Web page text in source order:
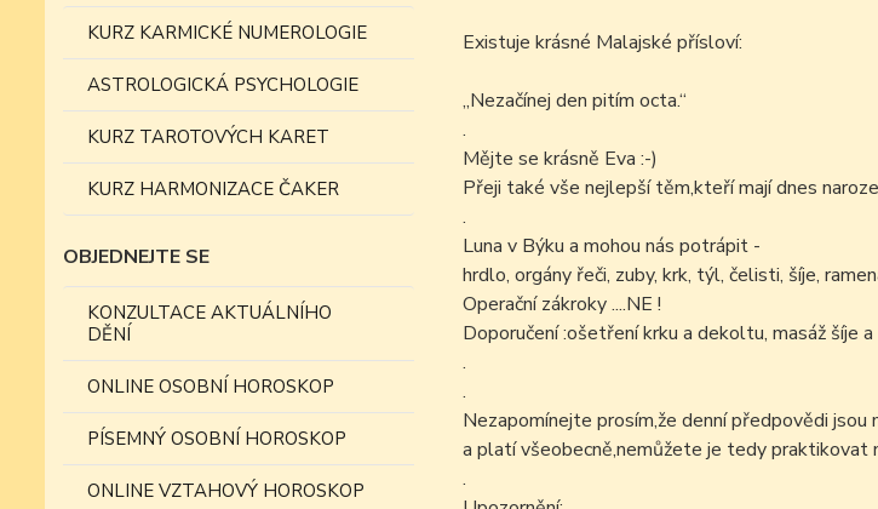
KURZ KARMICKÉ NUMEROLOGIE
ASTROLOGICKÁ PSYCHOLOGIE
KURZ TAROTOVÝCH KARET
KURZ HARMONIZACE ČAKER
OBJEDNEJTE SE
KONZULTACE AKTUÁLNÍHO
DĚNÍ
ONLINE OSOBNÍ HOROSKOP
PÍSEMNÝ OSOBNÍ HOROSKOP
ONLINE VZTAHOVÝ HOROSKOP
Existuje krásné Malajské přísloví:
„Nezačínej den pitím octa.“
.
Mějte se krásně Eva :-)
Přeji také vše nejlepší těm,kteří mají dnes
.
Luna v Býku a mohou nás potrápit -
hrdlo, orgány řeči, zuby, krk, týl, čelisti, šíje,
Operační zákroky ....NE !
Doporučení :ošetření krku a dekoltu, masáž šíje a
.
.
Nezapomínejte prosím,že denní předpovědi
a platí všeobecně,nemůžete je tedy praktikovat
.